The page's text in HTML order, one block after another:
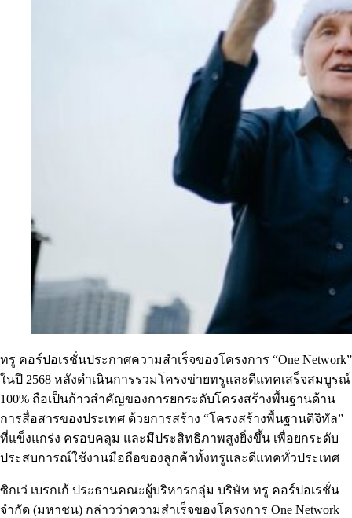
ทรู คอร์ปอเรชั่นประกาศความสำเร็จของโครงการ “One Network”
ในปี 2568 หลังดำเนินการรวมโครงข่ายทรูและดีแทคเสร็จสมบูรณ์
100% ถือเป็นก้าวสำคัญของการยกระดับโครงสร้างพื้นฐานด้าน
การสื่อสารของประเทศ ด้วยการสร้าง “โครงสร้างพื้นฐานดิจิทัล”
ที่แข็งแกร่ง ครอบคลุม และมีประสิทธิภาพสูงยิ่งขึ้น เพื่อยกระดับ
ประสบการณ์ใช้งานมือถือของลูกค้าทั้งทรูและดีแทคทั่วประเทศ
ซิกเว่ เบรกเก้ ประธานคณะผู้บริหารกลุ่ม บริษัท ทรู คอร์ปอเรชั่น
จำกัด (มหาชน) กล่าวว่าความสำเร็จของโครงการ One Network